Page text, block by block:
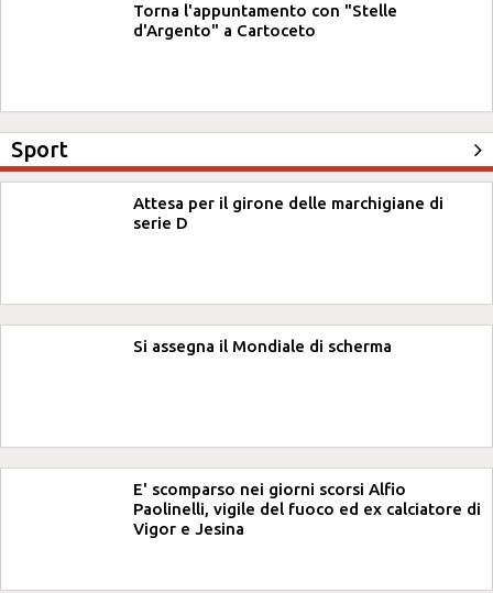
Torna l'appuntamento con "Stelle
d'Argento" a Cartoceto
Sport
Attesa per il girone delle marchigiane di
serie D
Si assegna il Mondiale di scherma
E' scomparso nei giorni scorsi Alfio
Paolinelli, vigile del fuoco ed ex calciatore di
Vigor e Jesina